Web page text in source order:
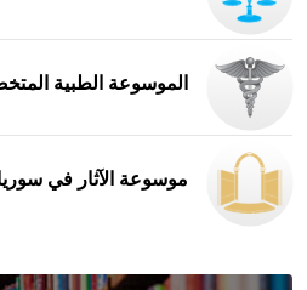
الموسوعة الطبية
موسوعة الآثار في